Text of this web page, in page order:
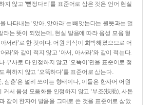
지 않고 ‘뻗정다리’를 표준어로 삼은 것은 언어 현실
나타내는 ‘앗아, 앗아라’는 빼앗는다는 원뜻과는 멀
라는 뜻이 되었는데, 현실 발음에 따라 음성 모음 형
서라’로 한 것이다. 어원 의식이 희박해졌으므로 어
라’와 같이 적지 않고 ‘아서, 아서라’와 같이 적는다.
부사로 다 인정하지 않고 ‘오뚝이’만을 표준어로 정
취하지 않고 ‘오뚝하다’를 표준어로 삼는다.
삼춘’은 널리 쓰이는 형태이나, 이들은 한자어 어원
커서 음성 모음화를 인정하지 않고 ‘부조(扶助), 사돈
같이 한자어 발음을 그대로 쓴 것을 표준어로 삼았